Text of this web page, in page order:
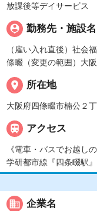
放課後等デイサービス
person_pin 勤務先・施設名
（雇い入れ直後）社会
條畷（変更の範囲）大
place 所在地
大阪府四條畷市楠公２
 アクセス
《電車・バスでお越しの
学研都市線『四条畷駅
business 企業名